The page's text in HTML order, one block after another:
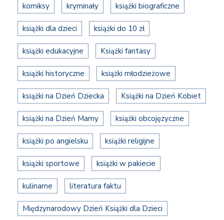
komiksy kryminały książki biograficzne
książki dla dzieci książki do 10 zł
książki edukacyjne Książki fantasy
książki historyczne książki młodzieżowe
książki na Dzień Dziecka Książki na Dzień Kobiet
książki na Dzień Mamy książki obcojęzyczne
książki po angielsku książki religijne
książki sportowe książki w pakiecie
kulinarne literatura faktu
Międzynarodowy Dzień Książki dla Dzieci